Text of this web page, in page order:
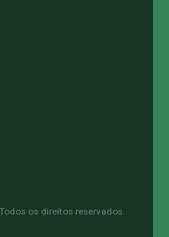
os direitos reservados.